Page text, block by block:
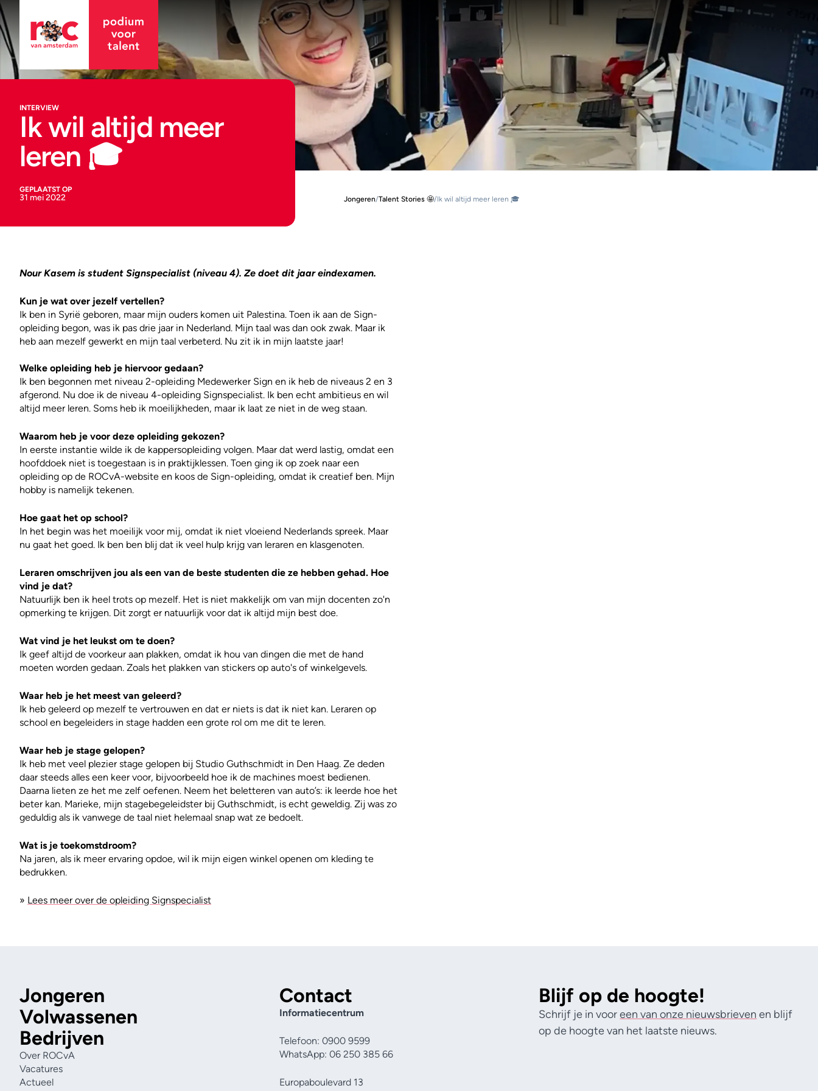
INTERVIEW
Ik wil altijd meer
leren 🎓
GEPLAATST OP
31 mei 2022 Jongeren/Talent Stories 🤩/Ik wil altijd meer leren 🎓
Nour Kasem is student Signspecialist (niveau 4). Ze doet dit jaar eindexamen.
Kun je wat over jezelf vertellen?
Ik ben in Syrië geboren, maar mijn ouders komen uit Palestina. Toen ik aan de Sign-
opleiding begon, was ik pas drie jaar in Nederland. Mijn taal was dan ook zwak. Maar ik
heb aan mezelf gewerkt en mijn taal verbeterd. Nu zit ik in mijn laatste jaar!
Welke opleiding heb je hiervoor gedaan?
Ik ben begonnen met niveau 2-opleiding Medewerker Sign en ik heb de niveaus 2 en 3
afgerond. Nu doe ik de niveau 4-opleiding Signspecialist. Ik ben echt ambitieus en wil
altijd meer leren. Soms heb ik moeilijkheden, maar ik laat ze niet in de weg staan.
Waarom heb je voor deze opleiding gekozen?
In eerste instantie wilde ik de kappersopleiding volgen. Maar dat werd lastig, omdat een
hoofddoek niet is toegestaan is in praktijklessen. Toen ging ik op zoek naar een
opleiding op de ROCvA-website en koos de Sign-opleiding, omdat ik creatief ben. Mijn
hobby is namelijk tekenen.
Hoe gaat het op school?
In het begin was het moeilijk voor mij, omdat ik niet vloeiend Nederlands spreek. Maar
nu gaat het goed. Ik ben ben blij dat ik veel hulp krijg van leraren en klasgenoten.
Leraren omschrijven jou als een van de beste studenten die ze hebben gehad. Hoe
vind je dat?
Natuurlijk ben ik heel trots op mezelf. Het is niet makkelijk om van mijn docenten zo'n
opmerking te krijgen. Dit zorgt er natuurlijk voor dat ik altijd mijn best doe.
Wat vind je het leukst om te doen?
Ik geef altijd de voorkeur aan plakken, omdat ik hou van dingen die met de hand
moeten worden gedaan. Zoals het plakken van stickers op auto's of winkelgevels.
Waar heb je het meest van geleerd?
Ik heb geleerd op mezelf te vertrouwen en dat er niets is dat ik niet kan. Leraren op
school en begeleiders in stage hadden een grote rol om me dit te leren.
Waar heb je stage gelopen?
Ik heb met veel plezier stage gelopen bij Studio Guthschmidt in Den Haag. Ze deden
daar steeds alles een keer voor, bijvoorbeeld hoe ik de machines moest bedienen.
Daarna lieten ze het me zelf oefenen. Neem het beletteren van auto’s: ik leerde hoe het
beter kan. Marieke, mijn stagebegeleidster bij Guthschmidt, is echt geweldig. Zij was zo
geduldig als ik vanwege de taal niet helemaal snap wat ze bedoelt.
Wat is je toekomstdroom?
Na jaren, als ik meer ervaring opdoe, wil ik mijn eigen winkel openen om kleding te
bedrukken.
» Lees meer over de opleiding Signspecialist
Jongeren
Volwassenen
Bedrijven
Over ROCvA
Vacatures
Actueel
Contact
Informatiecentrum
Telefoon: 0900 9599
WhatsApp: 06 250 385 66
Europaboulevard 13
Blijf op de hoogte!
Schrijf je in vooreen van onze nieuwsbrieven en blijf
op de hoogte van het laatste nieuws.